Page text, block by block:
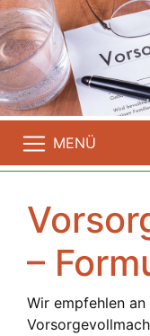
MENÜ
–
Wir empfehlen